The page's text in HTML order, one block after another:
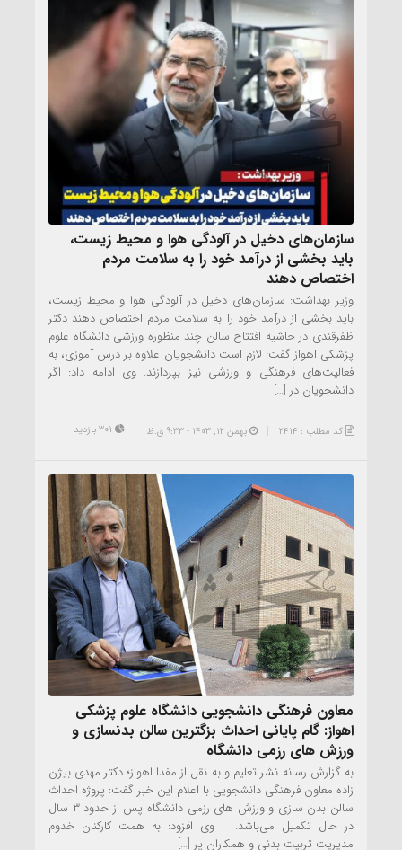
سازمان‌های دخیل در آلودگی هوا و محیط زیست،
باید بخشی از درآمد خود را به سلامت مردم
اختصاص دهند
وزیر بهداشت: سازمان‌های دخیل در آلودگی هوا و محیط زیست،
باید بخشی از درآمد خود را به سلامت مردم اختصاص دهند دکتر
ظفرقندی در حاشیه افتتاح سالن چند منظوره ورزشی دانشگاه علوم
پزشکی اهواز گفت: لازم است دانشجویان علاوه بر درس آموزی، به
فعالیت‌های فرهنگی و ورزشی نیز بپردازند. وی ادامه داد: اگر
دانشجویان در […]
کد مطلب : 2414 بهمن ۱۲, ۱۴۰۳ - 9:33 ق.ظ
معاون فرهنگی دانشجویی دانشگاه علوم پزشکی
اهواز: گام پایانی احداث بزگترین سالن بدنسازی و
ورزش های رزمی دانشگاه
به گزارش رسانه نشر تعلیم و به نقل از مفدا اهواز؛ دکتر مهدی بیژن
زاده معاون فرهنگی دانشجویی با اعلام این خبر گفت: پروژه احداث
سالن بدن سازی و ورزش های رزمی دانشگاه پس از حدود ۳ سال
در حال تکمیل می‌باشد. وی افزود: به همت کارکنان خدوم
مدیریت تربیت بدنی و همکاران پر […]